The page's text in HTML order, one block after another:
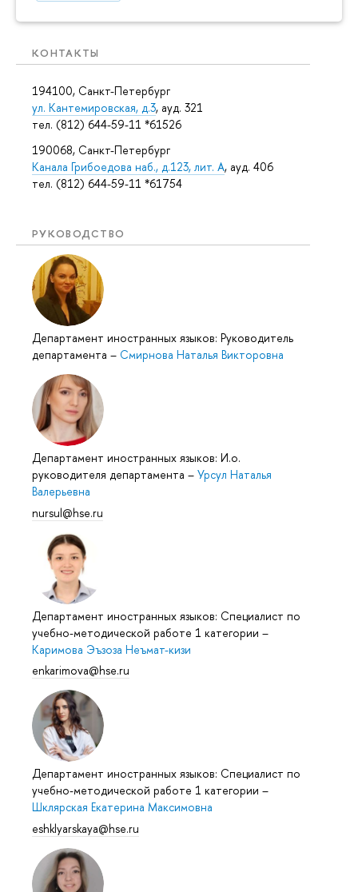
КОНТАКТЫ
194100, Санкт-Петербург
ул. Кантемировская, д.3, ауд. 321
тел. (812) 644-59-11 *61526
190068, Санкт-Петербург
Канала Грибоедова наб., д.123, лит. А, ауд. 406
тел. (812) 644-59-11 *61754
РУКОВОДСТВО
Департамент иностранных языков: Руководитель
департамента – Смирнова Наталья Викторовна
Департамент иностранных языков: И.о.
руководителя департамента – Урсул Наталья
Валерьевна
nursul@hse.ru
Департамент иностранных языков: Специалист по
учебно-методической работе 1 категории –
Каримова Эъзоза Неъмат-кизи
enkarimova@hse.ru
Департамент иностранных языков: Специалист по
учебно-методической работе 1 категории –
Шклярская Екатерина Максимовна
eshklyarskaya@hse.ru